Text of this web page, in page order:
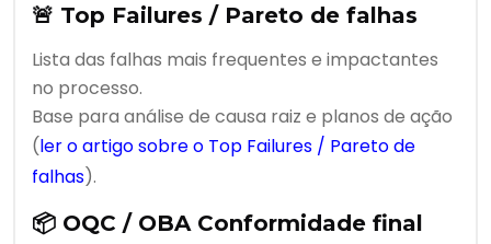
🚨 Top Failures / Pareto de falhas
Lista das falhas mais frequentes e impactantes
no processo.
Base para análise de causa raiz e planos de ação
(ler o artigo sobre o Top Failures / Pareto de
falhas).
📦 OQC / OBA Conformidade final